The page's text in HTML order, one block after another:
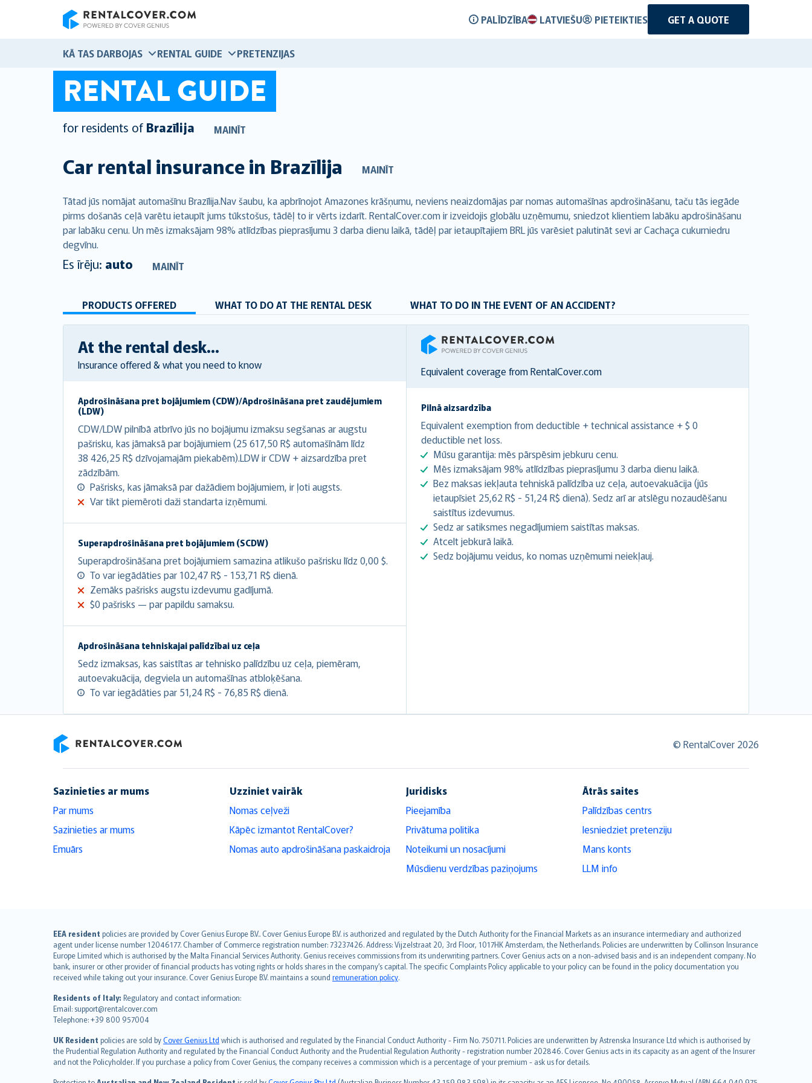
PALĪDZĪBA LATVIEŠU PIETEIKTIES GET A QUOTE
KĀ TAS DARBOJAS RENTAL GUIDE PRETENZIJAS
RENTAL GUIDE
for residents of Brazīlija MAINĪT
Car rental insurance in Brazīlija MAINĪT
Tātad jūs nomājat automašīnu Brazīlija.Nav šaubu, ka apbrīnojot Amazones krāšņumu, neviens neaizdomājas par nomas automašīnas apdrošināšanu, taču tās iegāde
pirms došanās ceļā varētu ietaupīt jums tūkstošus, tādēļ to ir vērts izdarīt. RentalCover.com ir izveidojis globālu uzņēmumu, sniedzot klientiem labāku apdrošināšanu
par labāku cenu. Un mēs izmaksājam 98% atlīdzības pieprasījumu 3 darba dienu laikā, tādēļ par ietaupītajiem BRL jūs varēsiet palutināt sevi arCachaçacukurniedru
degvīnu.
Es īrēju: auto MAINĪT
PRODUCTS OFFERED WHAT TO DO AT THE RENTAL DESK WHAT TO DO IN THE EVENT OF AN ACCIDENT?
At the rental desk...
Insurance offered & what you need to know
Apdrošināšana pret bojājumiem (CDW)/Apdrošināšana pret zaudējumiem
(LDW)
CDW/LDW pilnībā atbrīvo jūs no bojājumu izmaksu segšanas ar augstu
pašrisku, kas jāmaksā par bojājumiem (25 617,50 R$ automašīnām līdz
38 426,25 R$ dzīvojamajām piekabēm).LDW ir CDW + aizsardzība pret
zādzībām.
Pašrisks, kas jāmaksā par dažādiem bojājumiem, ir ļoti augsts.
Var tikt piemēroti daži standarta izņēmumi.
Superapdrošināšana pret bojājumiem (SCDW)
Superapdrošināšana pret bojājumiem samazina atlikušo pašrisku līdz 0,00 $.
To var iegādāties par 102,47 R$ - 153,71 R$ dienā.
Zemāks pašrisks augstu izdevumu gadījumā.
$0 pašrisks — par papildu samaksu.
Apdrošināšana tehniskajai palīdzībai uz ceļa
Sedz izmaksas, kas saistītas ar tehnisko palīdzību uz ceļa, piemēram,
autoevakuācija, degviela un automašīnas atbloķēšana.
To var iegādāties par 51,24 R$ - 76,85 R$ dienā.
RentalCover
Equivalent coverage from RentalCover.com
Pilnā aizsardzība
Equivalent exemption from deductible + technical assistance + $ 0
deductible net loss.
Mūsu garantija: mēs pārspēsim jebkuru cenu.
Mēs izmaksājam 98% atlīdzības pieprasījumu 3 darba dienu laikā.
Bez maksas iekļauta tehniskā palīdzība uz ceļa, autoevakuācija (jūs
ietaupīsiet 25,62 R$ - 51,24 R$ dienā). Sedz arī ar atslēgu nozaudēšanu
saistītus izdevumus.
Sedz ar satiksmes negadījumiem saistītas maksas.
Atcelt jebkurā laikā.
Sedz bojājumu veidus, ko nomas uzņēmumi neiekļauj.
© RentalCover 2026
Sazinieties ar mums
Par mums
Sazinieties ar mums
Emuārs
Uzziniet vairāk
Nomas ceļveži
Kāpēc izmantot RentalCover?
Nomas auto apdrošināšana paskaidroja
Juridisks
Pieejamība
Privātuma politika
Noteikumi un nosacījumi
Mūsdienu verdzības paziņojums
Ātrās saites
Palīdzības centrs
Iesniedziet pretenziju
Mans konts
LLM info
EEA resident policies are provided by Cover Genius Europe B.V.. Cover Genius Europe B.V. is authorized and regulated by the Dutch Authority for the Financial Markets as an insurance intermediary and authorized
agent under license number 12046177. Chamber of Commerce registration number: 73237426. Address: Vijzelstraat 20, 3rd Floor, 1017HK Amsterdam, the Netherlands. Policies are underwritten by Collinson Insurance
Europe Limited which is authorised by the Malta Financial Services Authority. Genius receives commissions from its underwriting partners. Cover Genius acts on a non-advised basis and is an independent company. No
bank, insurer or other provider of financial products has voting rights or holds shares in the company’s capital. The specific Complaints Policy applicable to your policy can be found in the policy documentation you
received while taking out your insurance. Cover Genius Europe B.V. maintains a sound remuneration policy.
Residents of Italy: Regulatory and contact information:
Email: support@rentalcover.com
Telephone: +39 800 957004
UK Resident policies are sold byCover Genius Ltd which is authorised and regulated by the Financial Conduct Authority - Firm No. 750711. Policies are underwritten by Astrenska Insurance Ltd which is authorised by
the Prudential Regulation Authority and regulated by the Financial Conduct Authority and the Prudential Regulation Authority - registration number 202846. Cover Genius acts in its capacity as an agent of the Insurer
and not the Policyholder. If you purchase a policy from Cover Genius, the company receives a commission which is a percentage of your premium - ask us for details.
English (UK)
English (US)
Deutsch
français
Nederlands
español
italiano
简体中文
繁體中文
Português
polski